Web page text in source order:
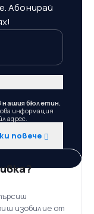
Абонирай
нашия бюлетин.
информация
адрес.
повече
изобилие от